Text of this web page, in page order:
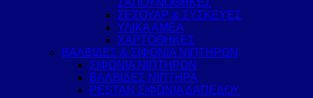
ΣΑΠΟΥΝΟΘΗΚΕΣ
ΣΕΣΟΥΑΡ & ΣΥΣΚΕΥΕΣ
ΥΛΙΚΑ ΑΜΕΑ
ΧΑΡΤΟΘΗΚΕΣ
ΒΑΛΒΙΔΕΣ & ΣΙΦΟΝΙΑ ΝΙΠΤΗΡΩΝ
ΣΙΦΩΝΙΑ ΝΙΠΤΗΡΩΝ
ΒΑΛΒΙΔΕΣ ΝΙΠΤΗΡΑ
PESTAN ΣΙΦΩΝΙΑ ΔΑΠΕΔΟΥ